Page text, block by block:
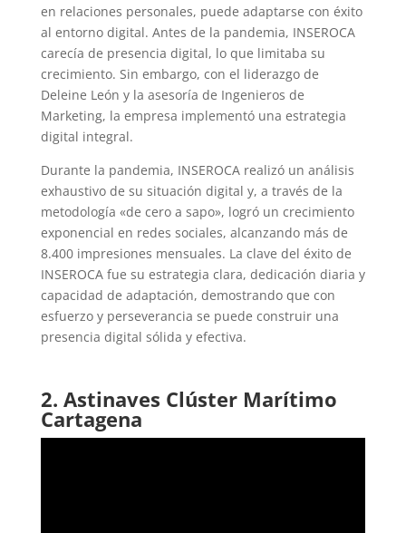
en relaciones personales, puede adaptarse con éxito
al entorno digital. Antes de la pandemia, INSEROCA
carecía de presencia digital, lo que limitaba su
crecimiento. Sin embargo, con el liderazgo de
Deleine León y la asesoría de Ingenieros de
Marketing, la empresa implementó una estrategia
digital integral.
Durante la pandemia, INSEROCA realizó un análisis
exhaustivo de su situación digital y, a través de la
metodología «de cero a sapo», logró un crecimiento
exponencial en redes sociales, alcanzando más de
8.400 impresiones mensuales. La clave del éxito de
INSEROCA fue su estrategia clara, dedicación diaria y
capacidad de adaptación, demostrando que con
esfuerzo y perseverancia se puede construir una
presencia digital sólida y efectiva.
2. Astinaves Clúster Marítimo
Cartagena